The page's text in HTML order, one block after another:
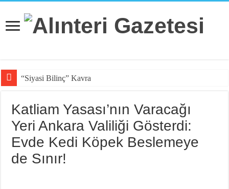
“Siyasi Bilinç” Kavramının Unsu
Katliam Yasası’nın Varacağı
Yeri Ankara Valiliği Gösterdi:
Evde Kedi Köpek Beslemeye
de Sınır!